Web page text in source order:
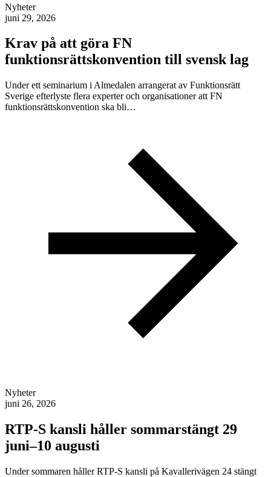
Nyheter
juni 29, 2026
Krav på att göra FN
funktionsrättskonvention till svensk lag
Under ett seminarium i Almedalen arrangerat av Funktionsrätt
Sverige efterlyste flera experter och organisationer att FN
funktionsrättskonvention ska bli…
Nyheter
juni 26, 2026
RTP-S kansli håller sommarstängt 29
juni–10 augusti
Under sommaren håller RTP-S kansli på Kavallerivägen 24 stängt